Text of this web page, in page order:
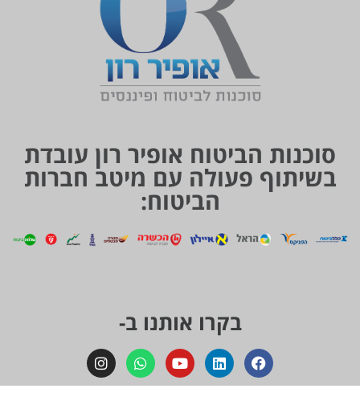
סוכנות הביטוח אופיר רון עובדת
בשיתוף פעולה עם מיטב חברות
הביטוח:
בקרו אותנו ב-